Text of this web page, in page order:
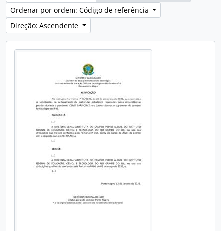
Ordenar por ordem: Código de referência
Direção: Ascendente